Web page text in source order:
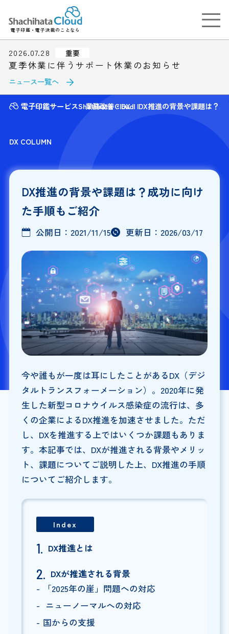
電子印鑑・電子決裁のことなら
2026.07.28 重要
夏季休業に伴うサポート休業のお知らせ
ニュース一覧へ
電子印鑑サービスShatihata Cloud
業務改善・DX DX推進の背景や課題は？
DX COLUMN
DX推進の背景や課題は？成功に向け
た手順もご紹介
公開日： 2021/11/15 更新日： 2026/03/17
今や誰もが一度は耳にしたことがあるDX（デジ
タルトランスフォーメーション）。2020年に発
生した新型コロナウイルス感染症の流行は、多
くの企業によるDX推進を加速させました。ただ
し、DXを推進する上ではいくつか課題もありま
す。本記事では、DXが推進される背景やメリッ
ト、課題についてご説明した上、DX推進の手順
についてご紹介します。
Index
DX推進とは
DXが推進される背景
「2025年の崖」問題への対応
ニューノーマルへの対応
国からの支援